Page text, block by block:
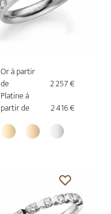
Or à partir
de
2 257 €
Platine à
partir de
2 416 €